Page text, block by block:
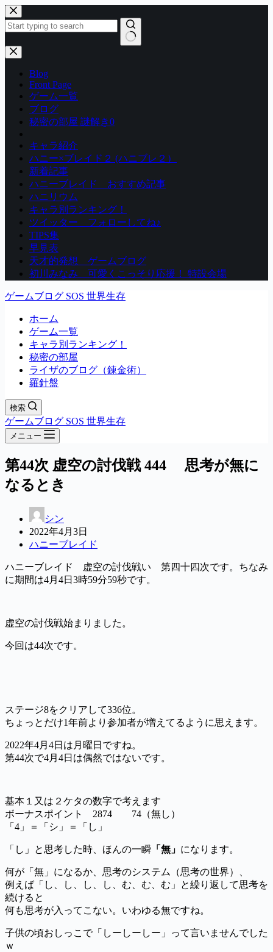
コ
ン
テ
ン
ツ
結
Blog
Front Page
ゲーム一覧
ブログ
秘密の部屋 謎解き0
キャラ紹介
ハニー×ブレイド２ (ハニブレ２）
新着記事
ハニーブレイド おすすめ記事
ハニリウム
キャラ別ランキング！
ツイッター フォローしてね♪
TIPS集
早見表
天才的発想 ゲームブログ
初川みなみ 可愛くこっそり応援！ 特設会場
ゲームブログ SOS 世界生存
ホーム
ゲーム一覧
キャラ別ランキング！
秘密の部屋
ライザのブログ（錬金術）
羅針盤
検索
ゲームブログ SOS 世界生存
メニュー
第44次 虚空の討伐戦 444 思考が無に
なるとき
シン
2022年4月3日
ハニーブレイド
ハニーブレイド 虚空の討伐戦い 第四十四次です。ちなみ
に期間は4月4日3時59分59秒です。
虚空の討伐戦始まりました。
今回は44次です。
ステージ8をクリアして336位。
ちょっとだけ1年前より参加者が増えてるように思えます。
2022年4月4日は月曜日ですね。
第44次で4月4日は偶然ではないです。
基本１又は２ケタの数字で考えます
ボーナスポイント 2874 74（無し）
「4」＝「シ」＝「し」
「し」と思考した時、ほんの一瞬 「無」 になります。
何が「無」になるか、思考のシステム（思考の世界）、
例えば「し、し、し、し、む、む、む」と繰り返して思考を
続けると
何も思考が入ってこない。いわゆる無ですね。
子供の頃おしっこで「しーしーしー」って言いませんでした
ｗ